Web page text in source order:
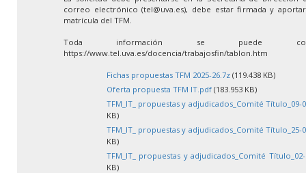
correo electrónico (tel@uva.es), debe estar firmada y
matrícula del TFM.
Toda información se puede
https://www.tel.uva.es/docencia/trabajosfin/tablon.htm
Fichas propuestas TFM 2025-26.7z (119.438 KB)
Oferta propuesta TFM IT.pdf (183.953 KB)
TFM_IT_ propuestas y adjudicados_Comité Título_09-
KB)
TFM_IT_ propuestas y adjudicados_Comité Título_25-
KB)
TFM_IT_ propuestas y adjudicados_Comité Título_02-
KB)